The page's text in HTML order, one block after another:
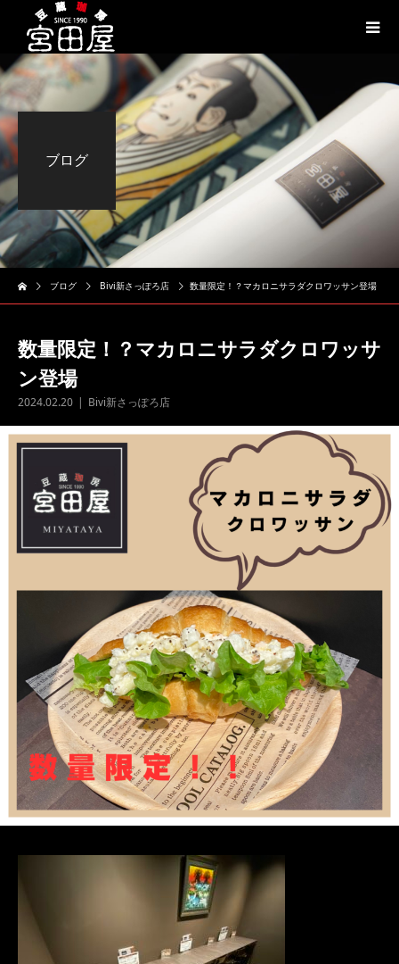
ブログ
ブログ Bivi新さっぽろ店 数量限定！？マカロニサラダクロワッサン登場
数量限定！？マカロニサラダクロワッサ
ン登場
2024.02.20 Bivi新さっぽろ店